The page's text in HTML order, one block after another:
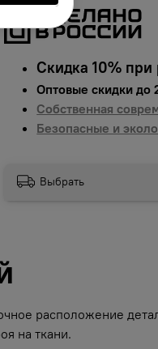
Скидка 10% при
Оптовые скидки до
Собственная
Безопасные и
Выбрать
расположение
на ткани.